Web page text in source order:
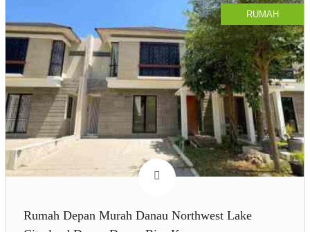
RUMAH
Rumah Depan Murah Danau Northwest Lake